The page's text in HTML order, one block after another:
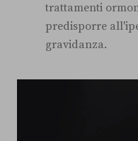
trattamenti
predisporre
gravidanza.